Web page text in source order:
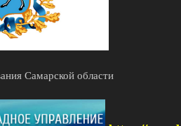
Самарской области